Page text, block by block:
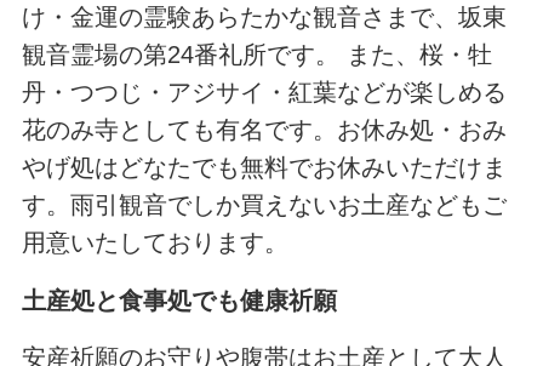
け・金運の霊験あらたかな観音さまで、坂東
観音霊場の第24番礼所です。 また、桜・牡
丹・つつじ・アジサイ・紅葉などが楽しめる
花のみ寺としても有名です。お休み処・おみ
やげ処はどなたでも無料でお休みいただけま
す。雨引観音でしか買えないお土産などもご
用意いたしております。
土産処と食事処でも健康祈願
安産祈願のお守りや腹帯はお土産として大人